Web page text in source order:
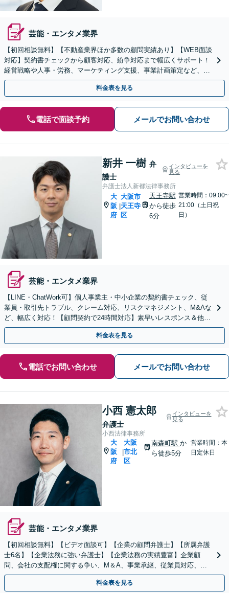
芸能・エンタメ業界
【初回相談無料】【不動産業界ほか多数の顧問実績あり】【WEB面談
対応】契約書チェックから顧客対応、紛争対応まで幅広くサポート！
経営戦略や人事・労務、マーケティング支援、事業計画策定など、経
営全般のサポートをご提供【休日・夜間相談可】
料金表を見る
電話で面談予約 メールでお問い合わせ
新井 一樹 弁
護士
インタビューを
見る
弁護士法人新都法律事務所
大
阪
府
|
大阪市
天王寺
区
天王寺駅
から徒歩
6分
営業時間：09:00~
21:00（土日祝
日）
芸能・エンタメ業界
【LINE・ChatWork可】個人事業主・中小企業の契約書チェック、従
業員・取引先トラブル、クレーム対応、リスクマネジメント、M&Aな
ど、幅広く対応！【顧問契約で24時間対応】素早いレスポンス＆他士
業連携可【英語・韓国語対応】
料金表を見る
電話でお問い合わせ メールでお問い合わせ
小西 憲太郎
弁護士
インタビューを
見る
小西法律事務所
大
阪
府
|
大阪
市北
区
南森町駅 か
ら徒歩5分
営業時間：本
日定休日
芸能・エンタメ業界
【初回相談無料】【ビデオ面談可】【企業の顧問弁護士】【所属弁護
士6名】【企業法務に強い弁護士】【企業法務の実績豊富】企業顧
問、会社の支配権に関する争い、M＆A、事業承継、従業員対応、取
引先とトラブル、債権回収等につき豊富な対応実績
料金表を見る